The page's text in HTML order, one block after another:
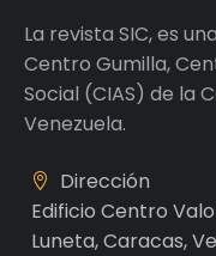
La revista SIC, es
Centro Gumilla,
Social (CIAS) de la
Venezuela.
Dirección
Edificio Centro
Luneta, Caracas,